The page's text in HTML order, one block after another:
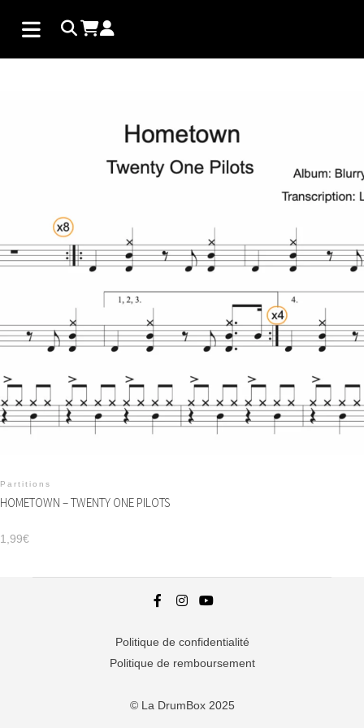
Partitions
HOMETOWN – TWENTY ONE PILOTS
1,99€
Politique de confidentialité
Politique de remboursement
© La DrumBox 2025